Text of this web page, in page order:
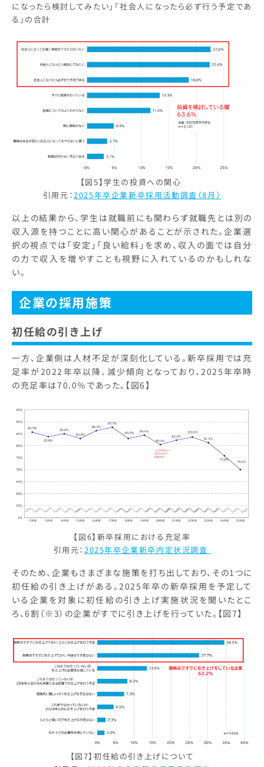
になったら検討してみたい」「社会人になったら必ず行う予定であ
る」の合計
【図5】学生の投資への関心
引用元：2025年卒企業新卒採用活動調査（8月）
以上の結果から、学生は就職前にも関わらず就職先とは別の
収入源を持つことに高い関心があることが示された。企業選
択の視点では「安定」「良い給料」を求め、収入の面では自分
の力で収入を増やすことも視野に入れているのかもしれな
い。
企業の採用施策
初任給の引き上げ
一方、企業側は人材不足が深刻化している。新卒採用では充
足率が2022年卒以降、減少傾向となっており、2025年卒時
の充足率は70.0％であった。【図6】
【図6】新卒採用における充足率
引用元：2025年卒企業新卒内定状況調査
そのため、企業もさまざまな施策を打ち出しており、その1つに
初任給の引き上げがある。2025年卒の新卒採用を予定して
いる企業を対象に初任給の引き上げ実施状況を聞いたとこ
ろ、6割（※3）の企業がすでに引き上げを行っていた。【図7】
【図7】初任給の引き上げについて